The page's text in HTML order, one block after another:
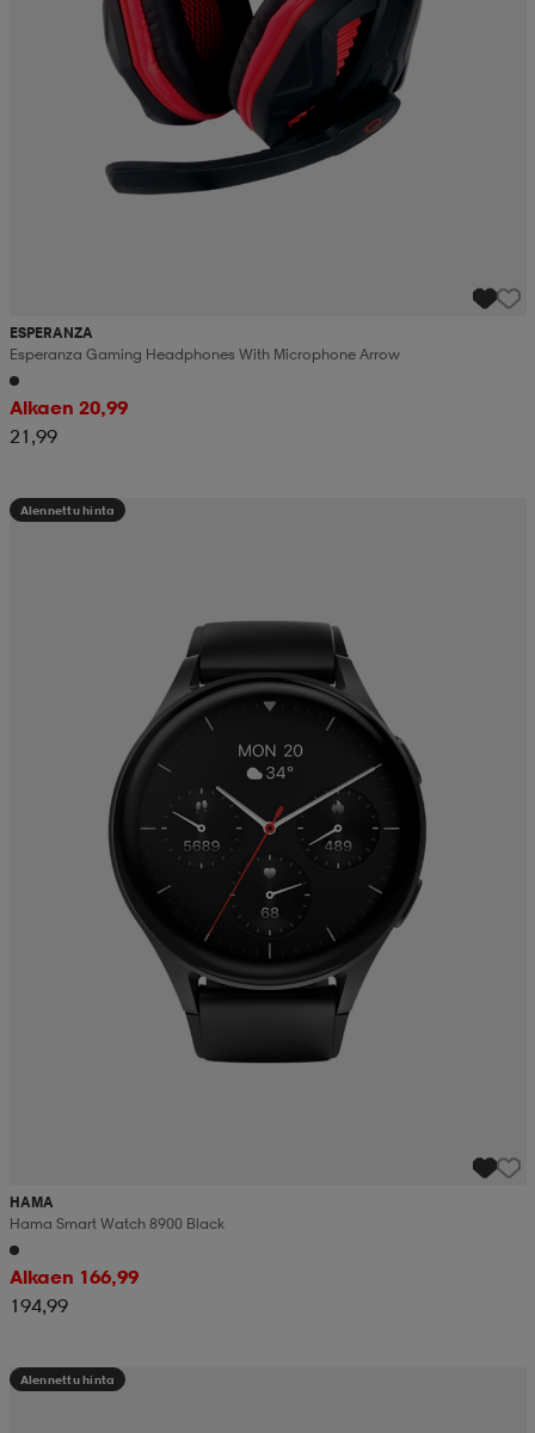
ESPERANZA
Esperanza Gaming Headphones With Microphone Arrow
Alkaen 20,99
21,99
Alennettu hinta
HAMA
Hama Smart Watch 8900 Black
Alkaen 166,99
194,99
Alennettu hinta